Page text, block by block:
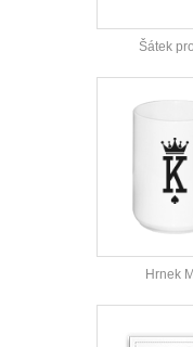
Šátek
Hrnek